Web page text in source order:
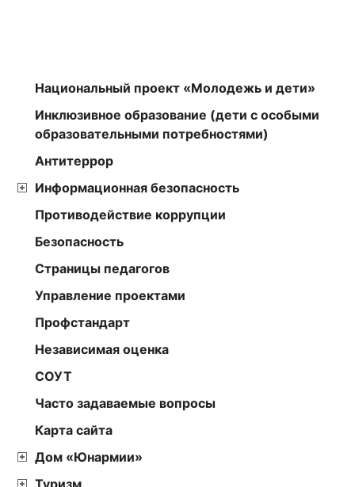
Национальный проект «Молодежь и дети»
Инклюзивное образование (дети с особыми
образовательными потребностями)
Антитеррор
Информационная безопасность
Противодействие коррупции
Безопасность
Страницы педагогов
Управление проектами
Профстандарт
Независимая оценка
СОУТ
Часто задаваемые вопросы
Карта сайта
Дом «Юнармии»